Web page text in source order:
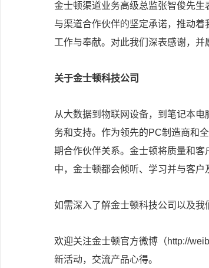
金士顿渠道业务高级总监张智俊先生
与渠道合作伙伴的坚定承诺，推动
工作与奉献。对此我们深表感谢，
关于金士顿科技公司
从大数据到物联网设备，到笔记本
务和支持。作为领先的PC制造商和
期合作伙伴关系。金士顿将质量和
中，金士顿都会倾听、学习并与客户
如需深入了解金士顿科技公司以及我
欢迎关注金士顿官方微博（http://
新活动，交流产品心得。